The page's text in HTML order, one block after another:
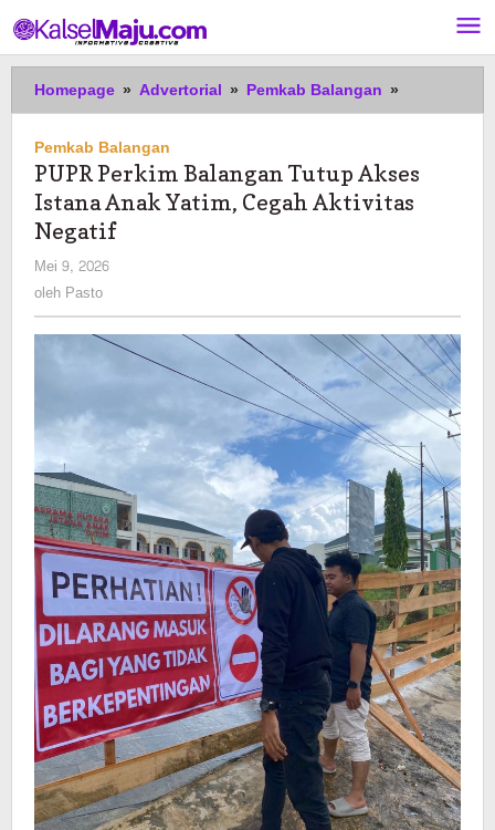
ke
konten
Homepage » Advertorial » Pemkab Balangan »
Perkim
Akses
Istana
Negatif
Pemkab Balangan
PUPR Perkim Balangan Tutup Akses
Istana Anak Yatim, Cegah Aktivitas
Negatif
Mei 9, 2026
oleh Pasto